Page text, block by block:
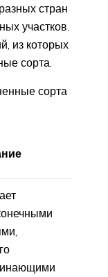
стран
участков.
из которых
сорта.
сорта